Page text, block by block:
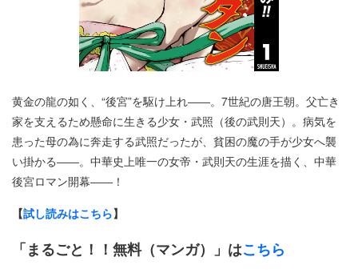
黄金の龍の如く、“後宮”を駆け上れ――。7世紀の唐王朝。父亡き
家を支えるため懸命に生きる少女・武照（後の武則天）。病気を
患った母の為に奔走する武照だったが、貧困の魔の手が少女へ襲
い掛かる――。中華史上唯一の女帝・武則天の生涯を描く、中華
後宮ロマン開幕――！
【試し読みはこちら】
「まるごと！！無料（マンガ）」はこちら